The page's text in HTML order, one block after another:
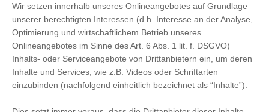
Wir setzen innerhalb unseres Onlineangebotes auf Grundlage
unserer berechtigten Interessen (d.h. Interesse an der Analyse,
Optimierung und wirtschaftlichem Betrieb unseres
Onlineangebotes im Sinne des Art. 6 Abs. 1 lit. f. DSGVO)
Inhalts- oder Serviceangebote von Drittanbietern ein, um deren
Inhalte und Services, wie z.B. Videos oder Schriftarten
einzubinden (nachfolgend einheitlich bezeichnet als “Inhalte”).